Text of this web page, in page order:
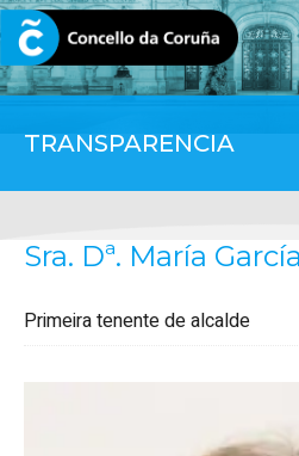
TRANSPARENCIA
CORUNA.GAL
Sra. Dª. María
Primeira tenente de alcalde